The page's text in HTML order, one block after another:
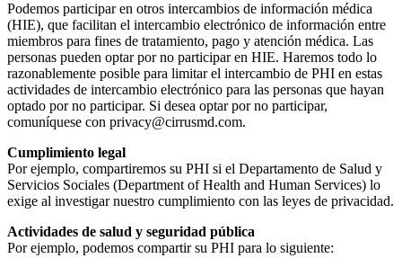
Podemos participar en otros intercambios de información médica
(HIE), que facilitan el intercambio electrónico de información entre
miembros para fines de tratamiento, pago y atención médica. Las
personas pueden optar por no participar en HIE. Haremos todo lo
razonablemente posible para limitar el intercambio de PHI en estas
actividades de intercambio electrónico para las personas que hayan
optado por no participar. Si desea optar por no participar,
comuníquese con privacy@cirrusmd.com.
Cumplimiento legal
Por ejemplo, compartiremos su PHI si el Departamento de Salud y
Servicios Sociales (Department of Health and Human Services) lo
exige al investigar nuestro cumplimiento con las leyes de privacidad.
Actividades de salud y seguridad pública
Por ejemplo, podemos compartir su PHI para lo siguiente: